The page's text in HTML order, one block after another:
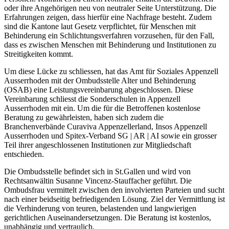
oder ihre Angehörigen neu von neutraler Seite Unterstützung. Die
Erfahrungen zeigen, dass hierfür eine Nachfrage besteht. Zudem
sind die Kantone laut Gesetz verpflichtet, für Menschen mit
Behinderung ein Schlichtungsverfahren vorzusehen, für den Fall,
dass es zwischen Menschen mit Behinderung und Institutionen zu
Streitigkeiten kommt.
Um diese Lücke zu schliessen, hat das Amt für Soziales Appenzell
Ausserrhoden mit der Ombudsstelle Alter und Behinderung
(OSAB) eine Leistungsvereinbarung abgeschlossen. Diese
Vereinbarung schliesst die Sonderschulen in Appenzell
Ausserrhoden mit ein. Um die für die Betroffenen kostenlose
Beratung zu gewährleisten, haben sich zudem die
Branchenverbände Curaviva Appenzellerland, Insos Appenzell
Ausserrhoden und Spitex-Verband SG | AR | AI sowie ein grosser
Teil ihrer angeschlossenen Institutionen zur Mitgliedschaft
entschieden.
Die Ombudsstelle befindet sich in St.Gallen und wird von
Rechtsanwältin Susanne Vincenz-Stauffacher geführt. Die
Ombudsfrau vermittelt zwischen den involvierten Parteien und sucht
nach einer beidseitig befriedigenden Lösung. Ziel der Vermittlung ist
die Verhinderung von teuren, belastenden und langwierigen
gerichtlichen Auseinandersetzungen. Die Beratung ist kostenlos,
unabhängig und vertraulich.